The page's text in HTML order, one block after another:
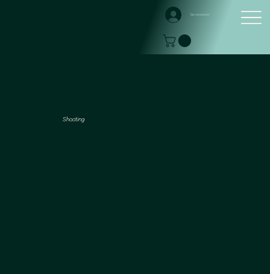
Se connecter
Shooting